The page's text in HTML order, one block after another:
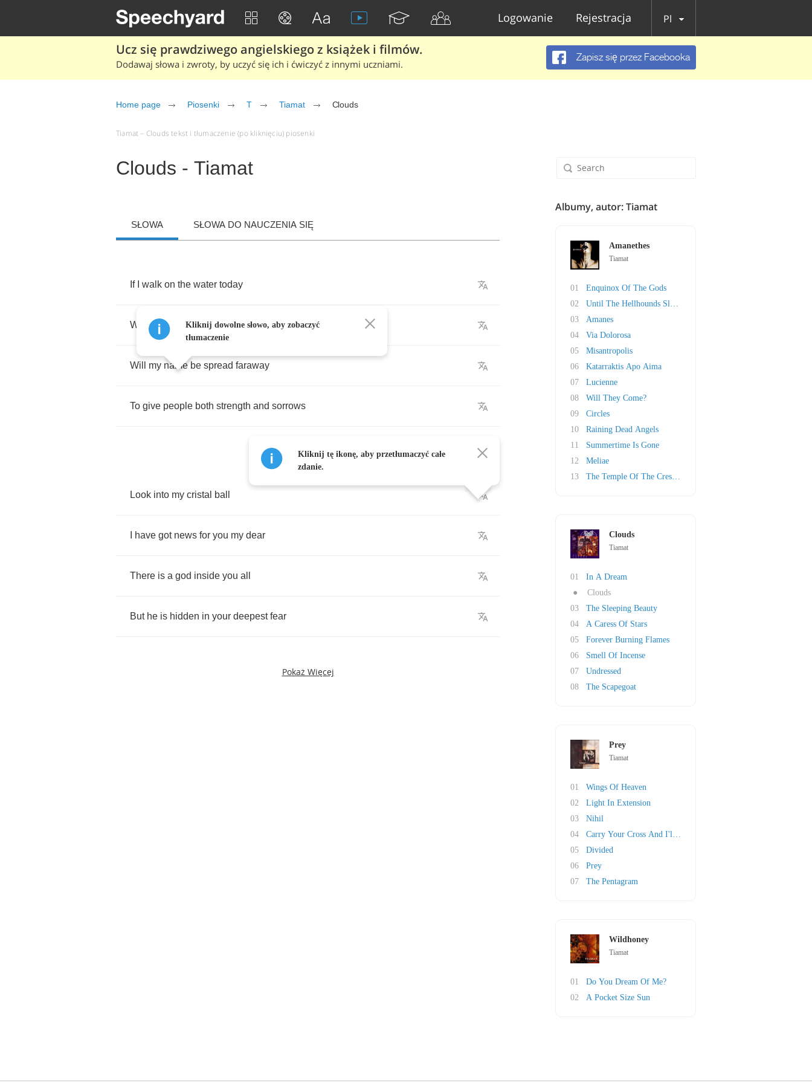
Logowanie Rejestracja Pl
Ucz się prawdziwego angielskiego z książek i filmów.
Dodawaj słowa i zwroty, by uczyć się ich i ćwiczyć z innymi uczniami.
Zapisz się przez Facebooka
Home page Piosenki T Tiamat Clouds
Tiamat – Clouds tekst i tłumaczenie (po kliknięciu) piosenki
Clouds - Tiamat
SŁOWA SŁOWA DO NAUCZENIA SIĘ
If walk on the water today
Will people worship me tomorrow
Will my name be spread faraway
To give people both strength and sorrows
Look into my cristal ball
have got news for you my dear
There is a god inside you all
But he is hidden in your deepest fear
Pokaż Więcej
Kliknij dowolne słowo, aby zobaczyć
tłumaczenie
Kliknij tę ikonę, aby przetłumaczyć całe
zdanie.
Albumy, autor: Tiamat
Amanethes
Tiamat
01
Enquinox Of The Gods
02
Until The Hellhounds Sleep Again
03
Amanes
04
Via Dolorosa
05
Misantropolis
06
Katarraktis Apo Aima
07
Lucienne
08
Will They Come?
09
Circles
10
Raining Dead Angels
11
Summertime Is Gone
12
Meliae
13
The Temple Of The Crescent Moon
Clouds
Tiamat
01
In A Dream
●
Clouds
03
The Sleeping Beauty
04
A Caress Of Stars
05
Forever Burning Flames
06
Smell Of Incense
07
Undressed
08
The Scapegoat
Prey
Tiamat
01
Wings Of Heaven
02
Light In Extension
03
Nihil
04
Carry Your Cross And I'll Carry Mine
05
Divided
06
Prey
07
The Pentagram
Wildhoney
Tiamat
01
Do You Dream Of Me?
02
A Pocket Size Sun